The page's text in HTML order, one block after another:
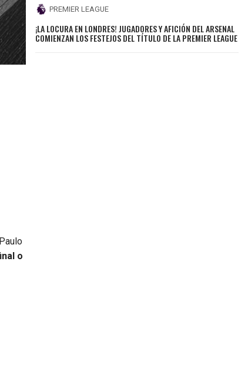
o
PREMIER LEAGUE
¡LA LOCURA EN LONDRES! JUGADORES Y AFICIÓN DEL ARSENAL
COMIENZAN LOS FESTEJOS DEL TÍTULO DE LA PREMIER LEAGUE